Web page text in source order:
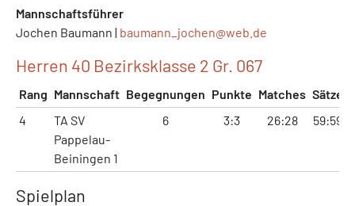
Mannschaftsführer
Jochen Baumann | baumann_jochen@web.de
Herren 40 Bezirksklasse 2 Gr. 067
Rang Mannschaft Begegnungen Punkte Matches Sätze
4
TA SV
Pappelau-
Beiningen 1
6 3:3 26:28 59:59
Spielplan